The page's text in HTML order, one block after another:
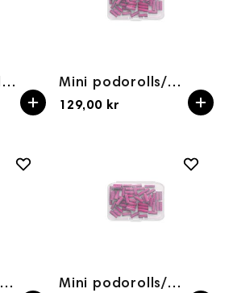
Metallholder til Mini podorolls/drillhetter 3mm Mini podorolls/drillhetter 120grit ROSA (100stk) Aba group
129,00 kr
Mini podorolls/drillhetter 180grit ROSA (100stk) Aba group Mini podorolls/drillhetter 240grit ROSA (100stk) Aba group